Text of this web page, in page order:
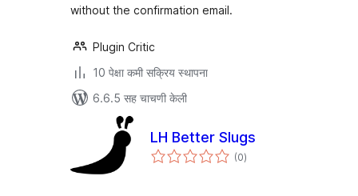
without the confirmation email.
Plugin Critic
10 पेक्षा कमी सक्रिय स्थापना
6.6.5 सह चाचणी केली
LH Better Slugs
(0एकूण
मूल्यांकन
)